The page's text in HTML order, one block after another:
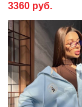
3360 руб.